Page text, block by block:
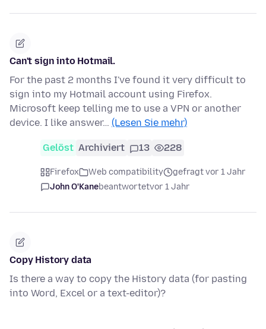
Can't sign into Hotmail.
For the past 2 months I've found it very difficult to
sign into my Hotmail account using Firefox.
Microsoft keep telling me to use a VPN or another
device. I like answer… (Lesen Sie mehr)
Gelöst Archiviert 13 228
Firefox Web compatibility
gefragt vor 1 Jahr
John O'Kanebeantwortetvor 1 Jahr
Copy History data
Is there a way to copy the History data (for pasting
into Word, Excel or a text-editor)?